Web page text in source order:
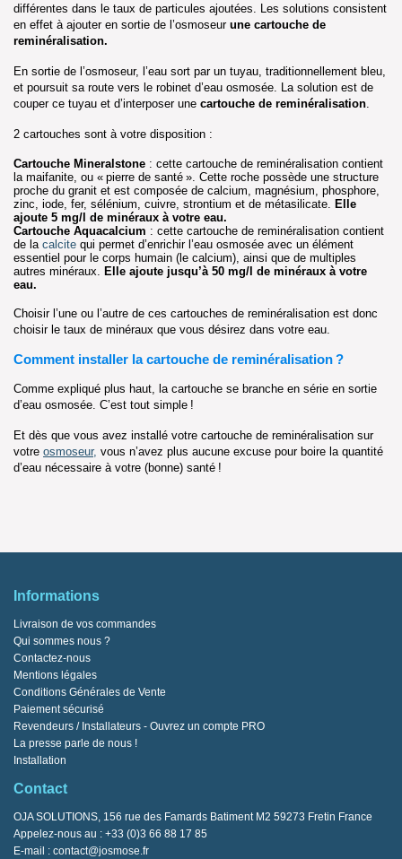
différentes dans le taux de particules ajoutées. Les solutions consistent
en effet à ajouter en sortie de l’osmoseur une cartouche de
reminéralisation.
En sortie de l’osmoseur, l’eau sort par un tuyau, traditionnellement bleu,
et poursuit sa route vers le robinet d’eau osmosée. La solution est de
couper ce tuyau et d’interposer une cartouche de reminéralisation
2 cartouches sont à votre disposition :
Cartouche Mineralstone : cette cartouche de reminéralisation contient
la maifanite, ou « pierre de santé ». Cette roche possède une structure
proche du granit et est composée de calcium, magnésium, phosphore,
zinc, iode, fer, sélénium, cuivre, strontium et de métasilicate. Elle
ajoute 5 mg/l de minéraux à votre eau.
Cartouche Aquacalcium : cette cartouche de reminéralisation contient
de la calcite qui permet d’enrichir l’eau osmosée avec un élément
essentiel pour le corps humain (le calcium), ainsi que de multiples
autres minéraux. Elle ajoute jusqu’à 50 mg/l de minéraux à votre
eau.
Choisir l’une ou l’autre de ces cartouches de reminéralisation est donc
choisir le taux de minéraux que vous désirez dans votre eau.
Comment installer la cartouche de reminéralisation ?
Comme expliqué plus haut, la cartouche se branche en série en sortie
d’eau osmosée. C’est tout simple !
Et dès que vous avez installé votre cartouche de reminéralisation sur
votre osmoseur, vous n’avez plus aucune excuse pour boire la quantité
d’eau nécessaire à votre (bonne) santé !
Informations
Livraison de vos commandes
Qui sommes nous ?
Contactez-nous
Mentions légales
Conditions Générales de Vente
Paiement sécurisé
Revendeurs / Installateurs - Ouvrez un compte PRO
La presse parle de nous !
Installation
Contact
OJA SOLUTIONS, 156 rue des Famards Batiment M2 59273 Fretin France
Appelez-nous au : +33 (0)3 66 88 17 85
E-mail : contact@josmose.fr